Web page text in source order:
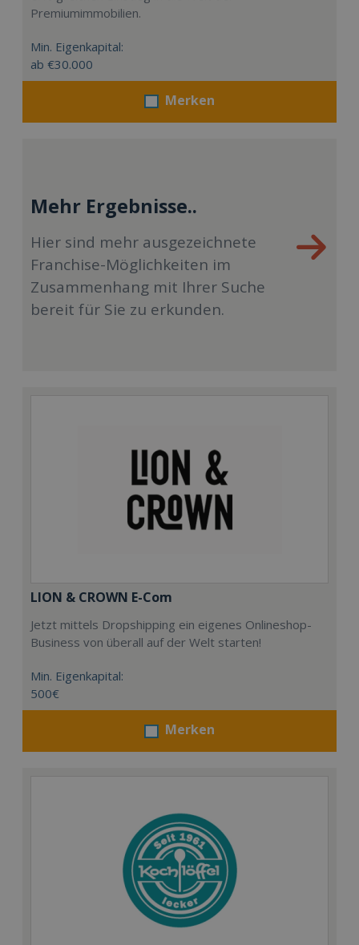
Premiumimmobilien.
Min. Eigenkapital:
ab €30.000
Merken
Mehr Ergebnisse..
Hier sind mehr ausgezeichnete
Franchise-Möglichkeiten im
Zusammenhang mit Ihrer Suche
bereit für Sie zu erkunden.
LION & CROWN E-Com
Jetzt mittels Dropshipping ein eigenes Onlineshop-
Business von überall auf der Welt starten!
Min. Eigenkapital:
500€
Merken